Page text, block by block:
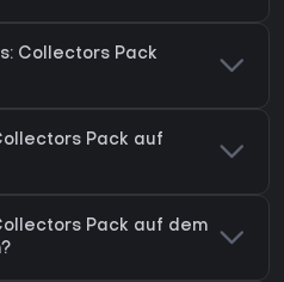
Collectors Pack
Pack auf
Pack auf dem